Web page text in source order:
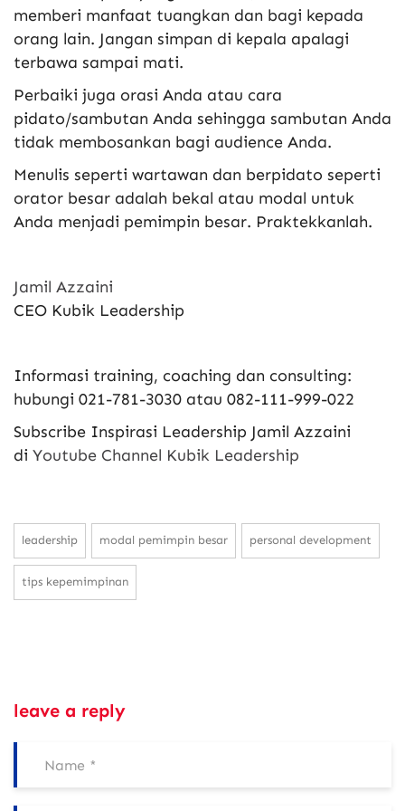
memberi manfaat tuangkan dan bagi kepada
orang lain. Jangan simpan di kepala apalagi
terbawa sampai mati.
Perbaiki juga orasi Anda atau cara
pidato/sambutan Anda sehingga sambutan Anda
tidak membosankan bagi audience Anda.
Menulis seperti wartawan dan berpidato seperti
orator besar adalah bekal atau modal untuk
Anda menjadi pemimpin besar. Praktekkanlah.
Jamil Azzaini
CEO Kubik Leadership
Informasi training, coaching dan consulting:
hubungi 021-781-3030 atau 082-111-999-022
Subscribe Inspirasi Leadership Jamil Azzaini
di Youtube Channel Kubik Leadership
leadership modal pemimpin besar personal development
tips kepemimpinan
leave a reply